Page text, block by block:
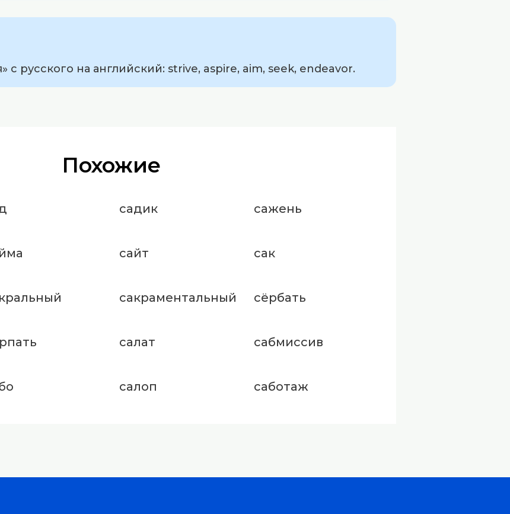
с русского на английский: strive, aspire, aim, seek, endeavor.
Похожие
садик сажень
сайт сак
сакраментальный сёрбать
салат сабмиссив
салоп саботаж